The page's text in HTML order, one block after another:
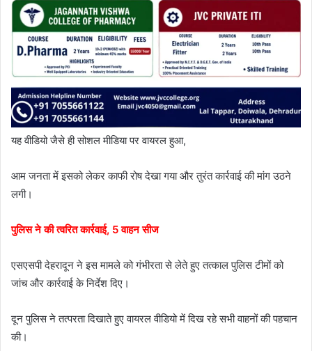
यह वीडियो जैसे ही सोशल मीडिया पर वायरल हुआ,
आम जनता में इसको लेकर काफी रोष देखा गया और तुरंत कार्रवाई की मांग उठने
लगी।
पुलिस ने की त्वरित कार्रवाई, 5 वाहन सीज
एसएसपी देहरादून ने इस मामले को गंभीरता से लेते हुए तत्काल पुलिस टीमों को
जांच और कार्रवाई के निर्देश दिए।
दून पुलिस ने तत्परता दिखाते हुए वायरल वीडियो में दिख रहे सभी वाहनों की पहचान
की।